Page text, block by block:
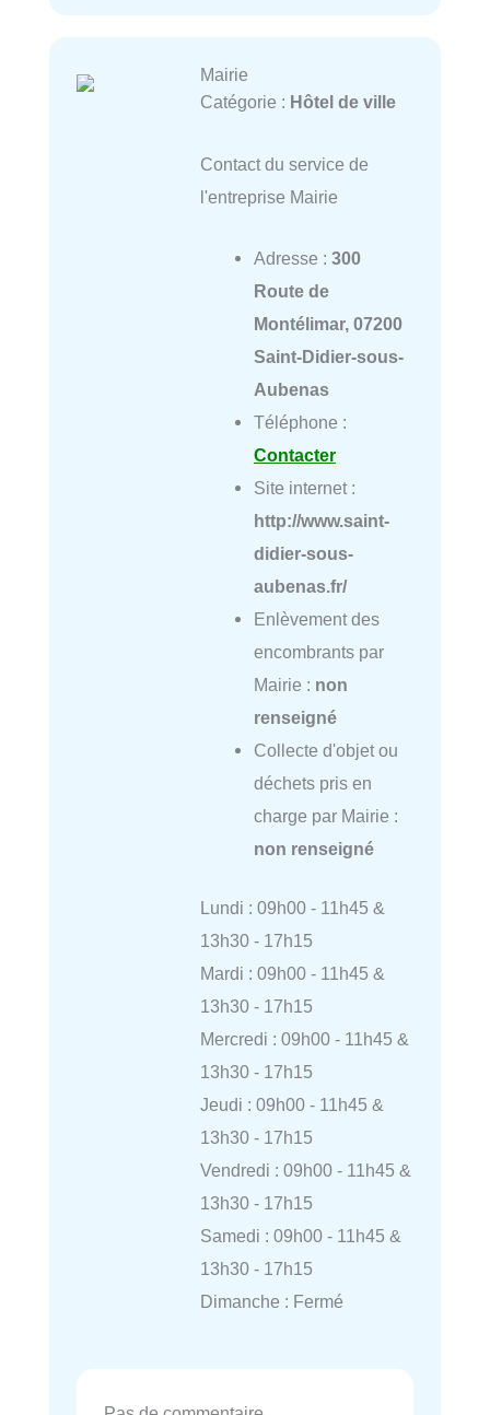
Mairie
Catégorie : Hôtel de ville
Contact du service de
l'entreprise Mairie
Adresse : 300
Route de
Montélimar, 07200
Saint-Didier-sous-
Aubenas
Téléphone :
Contacter
Site internet :
http://www.saint-
didier-sous-
aubenas.fr/
Enlèvement des
encombrants par
Mairie : non
renseigné
Collecte d'objet ou
déchets pris en
charge par Mairie :
non renseigné
Lundi : 09h00 - 11h45 &
13h30 - 17h15
Mardi : 09h00 - 11h45 &
13h30 - 17h15
Mercredi : 09h00 - 11h45 &
13h30 - 17h15
Jeudi : 09h00 - 11h45 &
13h30 - 17h15
Vendredi : 09h00 - 11h45 &
13h30 - 17h15
Samedi : 09h00 - 11h45 &
13h30 - 17h15
Dimanche : Fermé